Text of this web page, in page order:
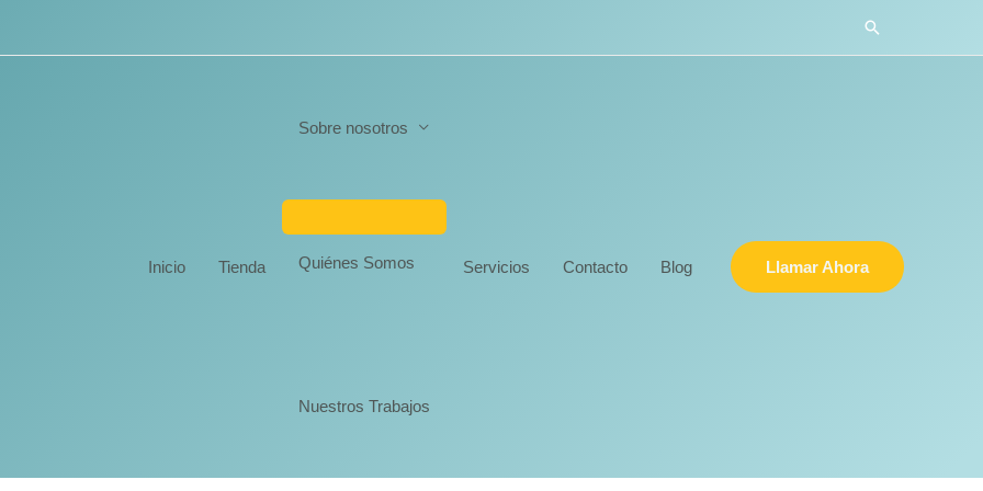
Buscar
Inicio Tienda
Sobre nosotros
Quiénes Somos
Nuestros Trabajos
Servicios Contacto Blog Llamar Ahora